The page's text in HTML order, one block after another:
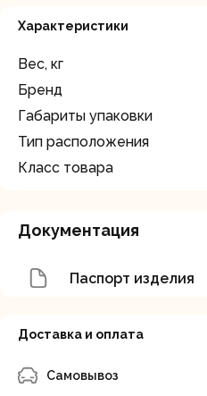
Характеристики
Вес, кг
Бренд
Габариты упаковки
Тип расположения
Класс товара
Документация
Паспорт изделия
Доставка и оплата
Самовывоз